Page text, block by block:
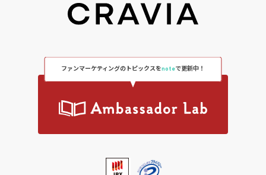
ファンマーケティングのトピックスをnoteで更新中！